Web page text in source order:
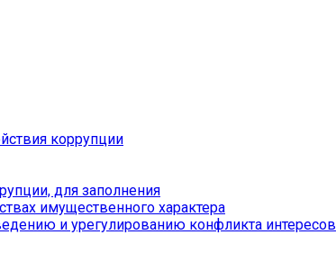
коррупции
для заполнения
имущественного характера
и урегулированию конфликта интересов